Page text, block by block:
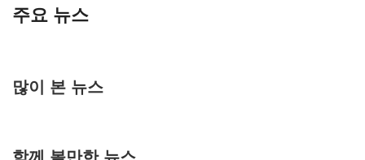
주요 뉴스
많이 본 뉴스